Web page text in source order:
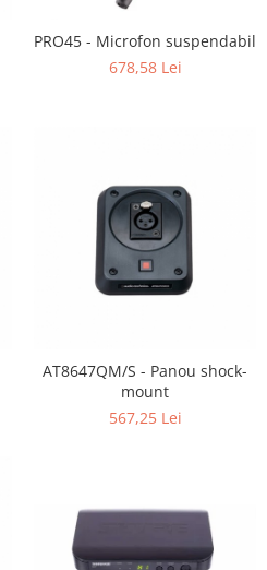
PRO45 - Microfon suspendabil
678,58 Lei
AT8647QM/S - Panou shock-
mount
567,25 Lei